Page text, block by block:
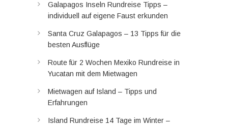
Galapagos Inseln Rundreise Tipps –
individuell auf eigene Faust erkunden
Santa Cruz Galapagos – 13 Tipps für die
besten Ausflüge
Route für 2 Wochen Mexiko Rundreise in
Yucatan mit dem Mietwagen
Mietwagen auf Island – Tipps und
Erfahrungen
Island Rundreise 14 Tage im Winter –